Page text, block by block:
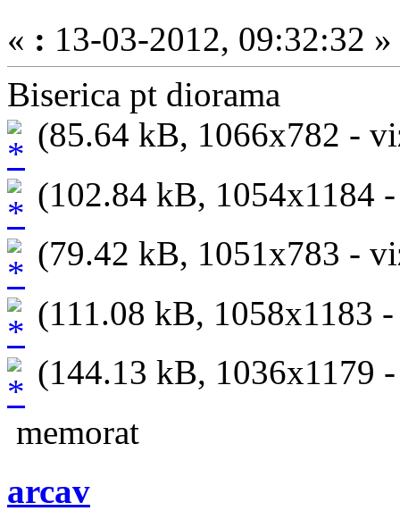
« : 13-03-2012, 09:32:32 »
Biserica pt diorama
(85.64 kB, 1066x782 -
(102.84 kB, 1054x1184
(79.42 kB, 1051x783 -
(111.08 kB, 1058x1183
(144.13 kB, 1036x1179
memorat
arcav